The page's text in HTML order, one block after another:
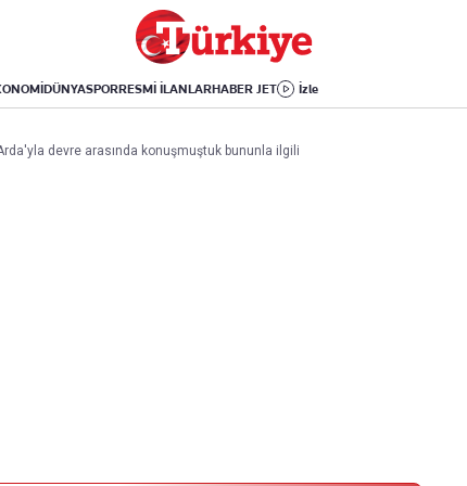
DÜNYASPORRESMİ İLANLARHABER JET İzle
Avrupa
Amerika
İsrail-Gazze
Yaşam
Sağlık
Yemek
Aktüel
Kitap
devre arasında konuşmuştuk bununla ilgili